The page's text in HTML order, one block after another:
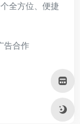
全方位、便捷
告合作